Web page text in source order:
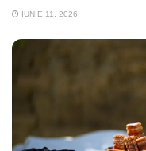
IUNIE 11, 2026